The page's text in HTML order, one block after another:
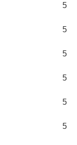
5
5
5
5
5
5